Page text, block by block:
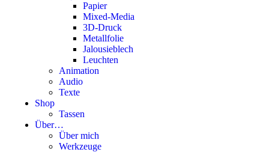
Papier
Mixed-Media
3D-Druck
Metallfolie
Jalousieblech
Leuchten
Animation
Audio
Texte
Shop
Tassen
Über…
Über mich
Werkzeuge